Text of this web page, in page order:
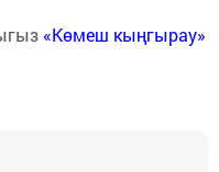
«Көмеш кыңгырау»